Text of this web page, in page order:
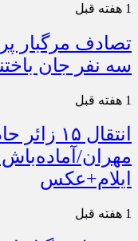
1 هفته قبل
تصادف مرگبار
سه نفر جان
1 هفته قبل
انتقال
مهران/
ایلام+عکس
1 هفته قبل